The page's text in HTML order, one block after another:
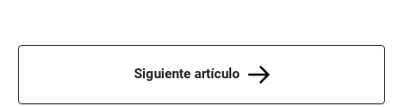
Siguiente artículo